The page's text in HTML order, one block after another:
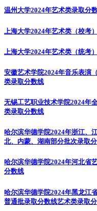
温州大学2024年艺术类录取分
上海大学2024年艺术类（校考
上海大学2024年艺术类（统考
安徽艺术学院2024年音乐表演
类录取分数线
无锡工艺职业技术学院2024年
类录取分数线
哈尔滨华德学院2024年浙江、
北、内蒙、湖南部分批次录取
哈尔滨华德学院2024年河北省
分数线
哈尔滨华德学院2024年黑龙江
普通批录取分数线艺术类录取